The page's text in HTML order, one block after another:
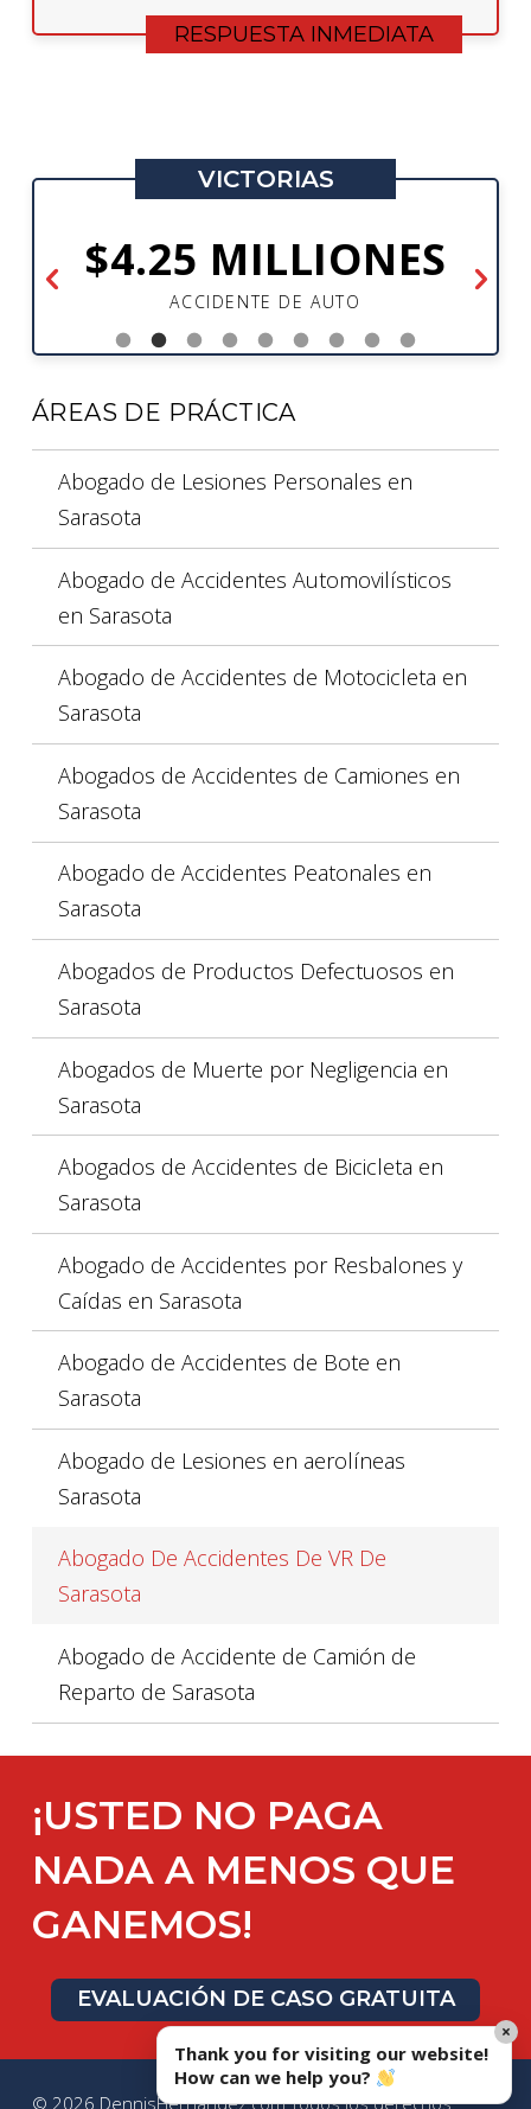
VICTORIAS
$4.25 MILLIONES
ACCIDENTE DE AUTO
ÁREAS DE PRÁCTICA
Abogado de Lesiones Personales en
Sarasota
Abogado de Accidentes Automovilísticos
en Sarasota
Abogado de Accidentes de Motocicleta en
Sarasota
Abogados de Accidentes de Camiones en
Sarasota
Abogado de Accidentes Peatonales en
Sarasota
Abogados de Productos Defectuosos en
Sarasota
Abogados de Muerte por Negligencia en
Sarasota
Abogados de Accidentes de Bicicleta en
Sarasota
Abogado de Accidentes por Resbalones y
Caídas en Sarasota
Abogado de Accidentes de Bote en
Sarasota
Abogado de Lesiones en aerolíneas
Sarasota
Abogado De Accidentes De VR De
Sarasota
Abogado de Accidente de Camión de
Reparto de Sarasota
¡USTED NO PAGA
NADA A MENOS QUE
GANEMOS!
EVALUACIÓN DE CASO GRATUITA
© 2026 DennisHernandez.com Todos los derechos
Thank you for visiting our website!
How can we help you?
×